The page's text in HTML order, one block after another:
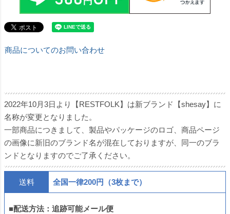
商品についてのお問い合わせ
2022年10月3日より【RESTFOLK】は新ブランド【shesay】に
名称が変更となりました。
一部商品につきまして、製品やパッケージのロゴ、商品ページ
の画像に新旧のブランド名が混在しておりますが、同一のブラ
ンドとなりますのでご了承ください。
送料 全国一律200円（3枚まで）
■配送方法：追跡可能メール便